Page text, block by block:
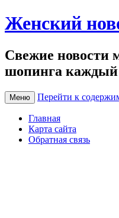
Женский
Свежие новости
шопинга каждый
Меню Перейти к
Главная
Карта сайта
Обратная связь